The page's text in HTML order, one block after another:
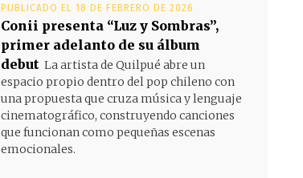
PUBLICADO EL 18 DE FEBRERO DE 2026
Conii presenta “Luz y Sombras”,
primer adelanto de su álbum
debut La artista de Quilpué abre un
espacio propio dentro del pop chileno con
una propuesta que cruza música y lenguaje
cinematográfico, construyendo canciones
que funcionan como pequeñas escenas
emocionales.